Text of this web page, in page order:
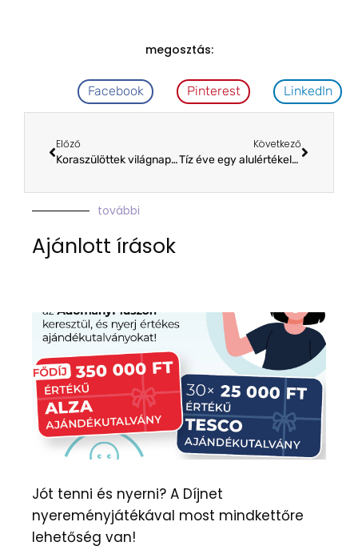
megosztás:
Facebook Pinterest LinkedIn
Előző
Koraszülöttek világnapja – Minden tizedik család átéli a koraszülés traumáját
Következő
Tíz éve egy alulértékelt trauma szolgálatában
további
Ajánlott írások
Jót tenni és nyerni? A Díjnet
nyereményjátékával most mindkettőre
lehetőség van!